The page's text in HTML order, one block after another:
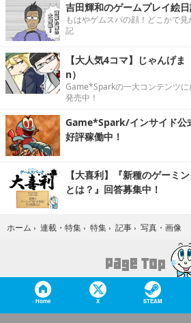
吉田輝和のゲームプレイ絵
もはやゲムスパの顔！どこかで
記
【大人気4コマ】じゃんげ
n）
Game*Sparkの一大コンテンツ
発売中！
Game*Spark/インサイド公
好評稼働中！
【大喜利】『新種のゲーミ
とは？』回答募集中！
ホーム › 連載・特集 › 特集 › 記事 › 写真・画像
Home X STEAM